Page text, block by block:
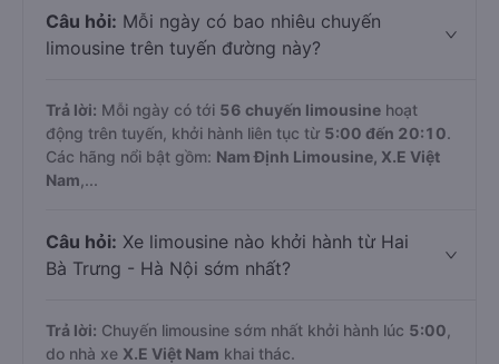
Câu hỏi: Mỗi ngày có bao nhiêu chuyến
limousine trên tuyến đường này?
Trả lời: Mỗi ngày có tới 56 chuyến limousine hoạt
động trên tuyến, khởi hành liên tục từ 5:00 đến 20:10.
Các hãng nổi bật gồm: Nam Định Limousine, X.E Việt
Nam ,...
Câu hỏi: Xe limousine nào khởi hành từ Hai
Bà Trưng - Hà Nội sớm nhất?
Trả lời: Chuyến limousine sớm nhất khởi hành lúc 5:00
do nhà xe X.E Việt Nam khai thác.